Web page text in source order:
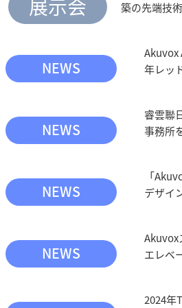
展示会
築の先端技
NEWS
Akuvox
年レッ
NEWS
睿雲聯
事務所
NEWS
「
デザイ
NEWS
Akuvox
エレベ
2024年